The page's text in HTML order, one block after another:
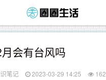
会有台风吗
笔记 2023-03-29 14:25 162